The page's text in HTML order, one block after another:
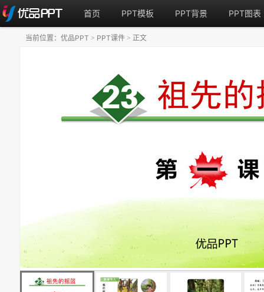
首页 PPT模板 PPT背景 PPT图表
当前位置： 优品PPT > PPT课件 > 正文